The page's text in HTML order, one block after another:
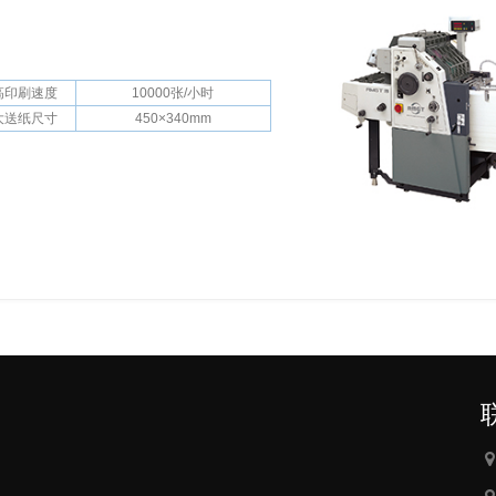
印刷速度
10000张/小时
送纸尺寸
450×340mm